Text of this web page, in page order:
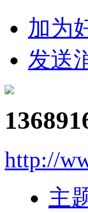
加为
发送
http://
主